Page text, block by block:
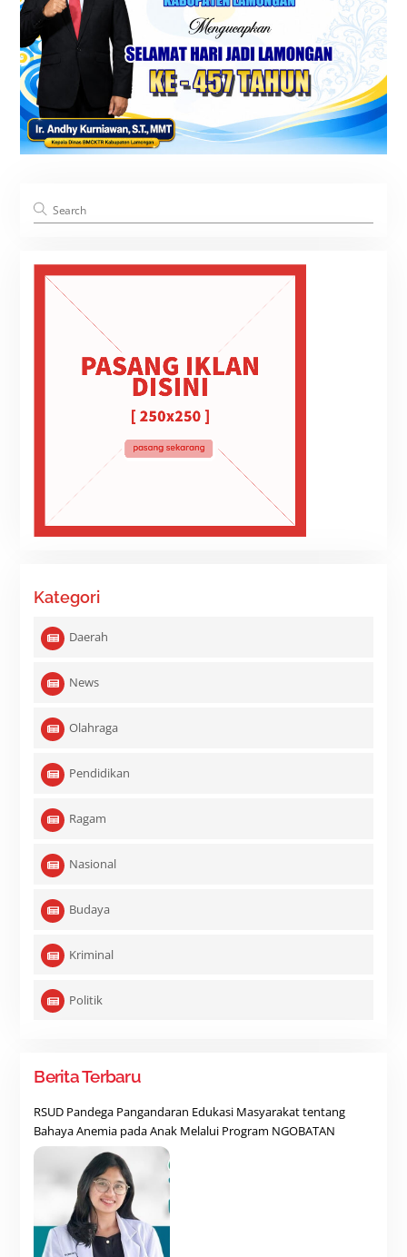
Kategori
Daerah
News
Olahraga
Pendidikan
Ragam
Nasional
Budaya
Kriminal
Politik
Berita Terbaru
RSUD Pandega Pangandaran Edukasi Masyarakat tentang
Bahaya Anemia pada Anak Melalui Program NGOBATAN